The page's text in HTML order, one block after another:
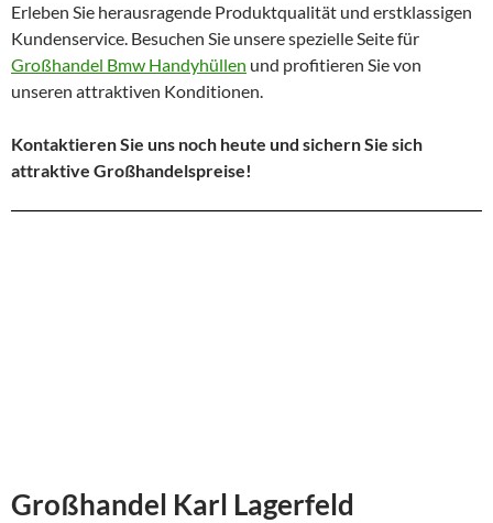
Erleben Sie herausragende Produktqualität und erstklassigen
Kundenservice. Besuchen Sie unsere spezielle Seite für
Großhandel Bmw Handyhüllen und profitieren Sie von
unseren attraktiven Konditionen.
Kontaktieren Sie uns noch heute und sichern Sie sich
attraktive Großhandelspreise!
Großhandel Karl Lagerfeld